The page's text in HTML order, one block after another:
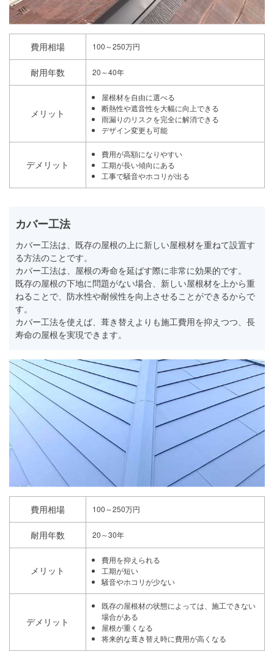
費用相場 100～250万円
耐用年数 20～40年
メリット
屋根材を自由に選べる
断熱性や遮音性を大幅に向上できる
雨漏りのリスクを完全に解消できる
デザイン変更も可能
デメリット
費用が高額になりやすい
工期が長い傾向にある
工事で騒音やホコリが出る
カバー工法
カバー工法は、既存の屋根の上に新しい屋根材を重ねて設置す
る方法のことです。
カバー工法は、屋根の寿命を延ばす際に非常に効果的です。
既存の屋根の下地に問題がない場合、新しい屋根材を上から重
ねることで、防水性や耐候性を向上させることができるからで
す。
カバー工法を使えば、葺き替えよりも施工費用を抑えつつ、長
寿命の屋根を実現できます。
費用相場 100～250万円
耐用年数 20～30年
メリット
費用を抑えられる
工期が短い
騒音やホコリが少ない
デメリット
既存の屋根材の状態によっては、施工できない
場合がある
屋根が重くなる
将来的な葺き替え時に費用が高くなる